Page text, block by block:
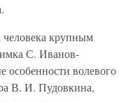
человека крупным
С. Иванов-
особенности волевого
В. И. Пудовкина,